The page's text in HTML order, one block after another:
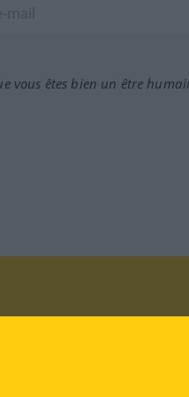
vous êtes bien un être